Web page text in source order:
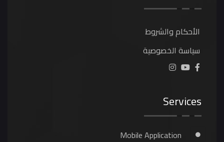
الأحكام والشروط
سياسة الخصوصية
Services
Mobile Application